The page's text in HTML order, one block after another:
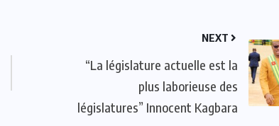
NEXT
“La législature actuelle est la
plus laborieuse des
législatures” Innocent Kagbara
Evala 2024 : Une présence
effective du Dr Lidi Bessi Kama
JUIL 07, 2024